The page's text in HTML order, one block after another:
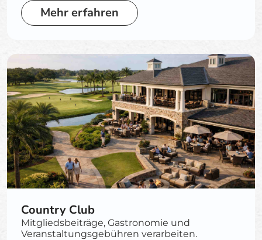
Mehr erfahren
Country Club
Mitgliedsbeiträge, Gastronomie und
Veranstaltungsgebühren verarbeiten.